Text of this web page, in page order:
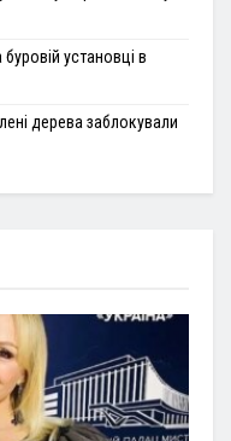
установці в
дерева заблокували